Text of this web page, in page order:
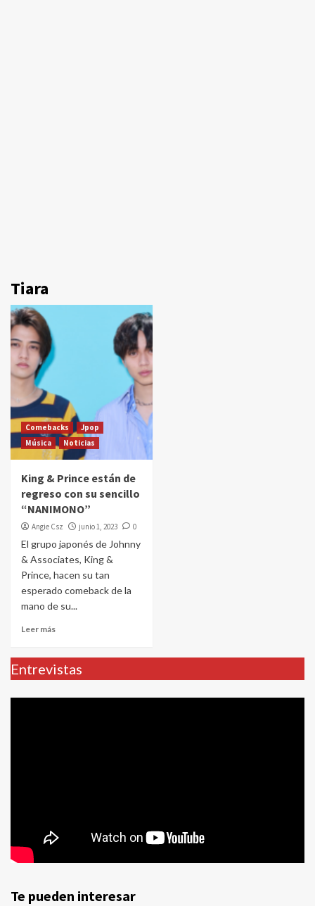
Tiara
Comebacks
Jpop
Música
Noticias
King & Prince están de
regreso con su sencillo
“NANIMONO”
Angie Csz junio 1, 2023 0
El grupo japonés de Johnny
& Associates, King &
Prince, hacen su tan
esperado comeback de la
mano de su...
Leer más
Entrevistas
Te pueden interesar